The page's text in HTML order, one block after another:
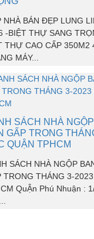
NHÀ BÁN ĐẸP LUNG
-BIỆT THỰ SANG
THỰ CAO CẤP 350M2
MÁY...
SÁCH NHÀ
GẤP TRONG
QUẬN TPHCM
SÁCH NHÀ NGỘP
TRONG THÁNG 3-
QuẬn Phú Nhuận :